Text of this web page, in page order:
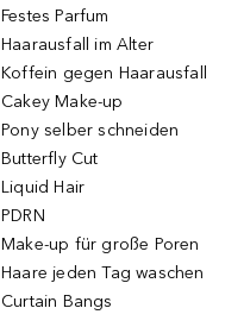
Festes Parfum
Haarausfall im Alter
Koffein gegen Haarausfall
Cakey Make-up
Pony selber schneiden
Butterfly Cut
Liquid Hair
PDRN
Make-up für große Poren
Haare jeden Tag waschen
Curtain Bangs